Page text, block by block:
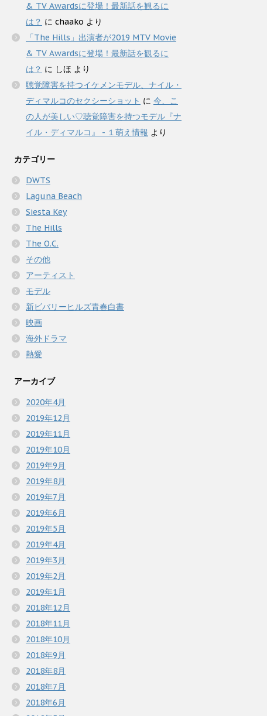
& TV Awardsに登場！最新話を観るに
は？ に chaako より
「The Hills」出演者が2019 MTV Movie
& TV Awardsに登場！最新話を観るに
は？ に しほ より
聴覚障害を持つイケメンモデル、ナイル・
ディマルコのセクシーショット に 今、こ
の人が美しい♡聴覚障害を持つモデル『ナ
イル・ディマルコ』 - １萌え情報 より
カテゴリー
DWTS
Laguna Beach
Siesta Key
The Hills
The O.C.
その他
アーティスト
モデル
新ビバリーヒルズ青春白書
映画
海外ドラマ
熱愛
アーカイブ
2020年4月
2019年12月
2019年11月
2019年10月
2019年9月
2019年8月
2019年7月
2019年6月
2019年5月
2019年4月
2019年3月
2019年2月
2019年1月
2018年12月
2018年11月
2018年10月
2018年9月
2018年8月
2018年7月
2018年6月